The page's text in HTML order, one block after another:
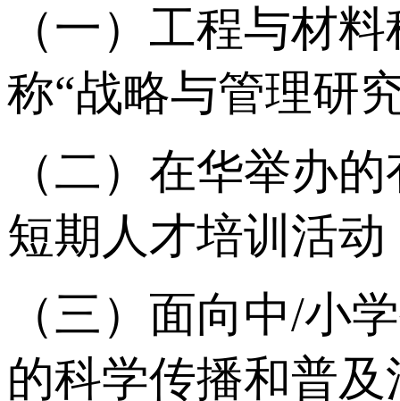
（一）工程与材
称“战略与管理研
（二）在华举办
短期人才培训活
（三）面向中/小
的科学传播和普